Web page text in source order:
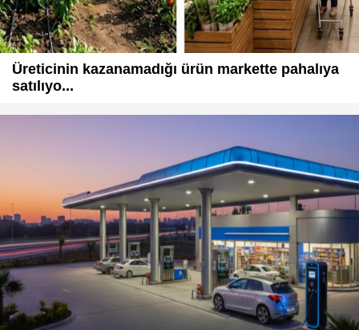
Üreticinin kazanamadığı ürün markette pahalıya
satılıyo...